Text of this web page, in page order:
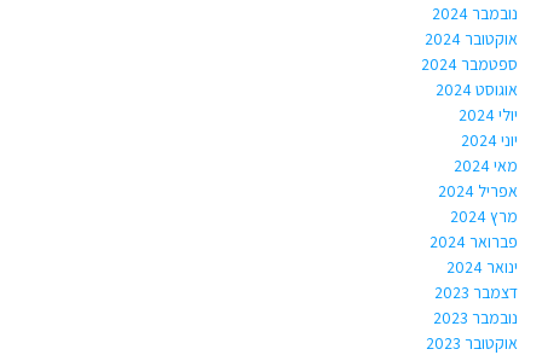
נובמבר 2024
אוקטובר 2024
ספטמבר 2024
אוגוסט 2024
יולי 2024
יוני 2024
מאי 2024
אפריל 2024
מרץ 2024
פברואר 2024
ינואר 2024
דצמבר 2023
נובמבר 2023
אוקטובר 2023